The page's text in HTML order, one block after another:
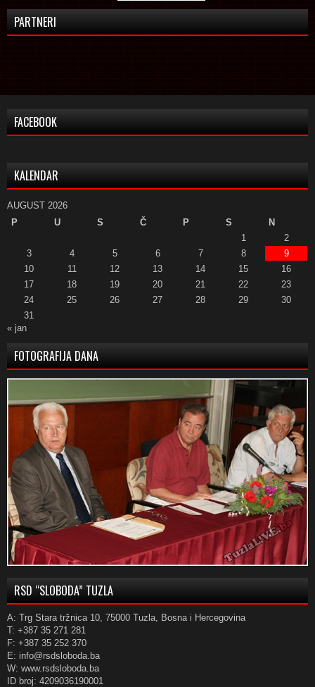
PARTNERI
FACEBOOK
KALENDAR
AUGUST 2026
P
U S Č P S
N
1
2
3
4 5 6 7 8
9
10
11 12 13 14 15
16
17
18 19 20 21 22
23
24
25 26 27 28 29
30
31
« jan
FOTOGRAFIJA DANA
RSD “SLOBODA” TUZLA
A: Trg Stara tržnica 10, 75000 Tuzla, Bosna i Hercegovina
T: +387 35 271 281
F: +387 35 252 370
E: info@rsdsloboda.ba
W: www.rsdsloboda.ba
ID broj: 4209036190001